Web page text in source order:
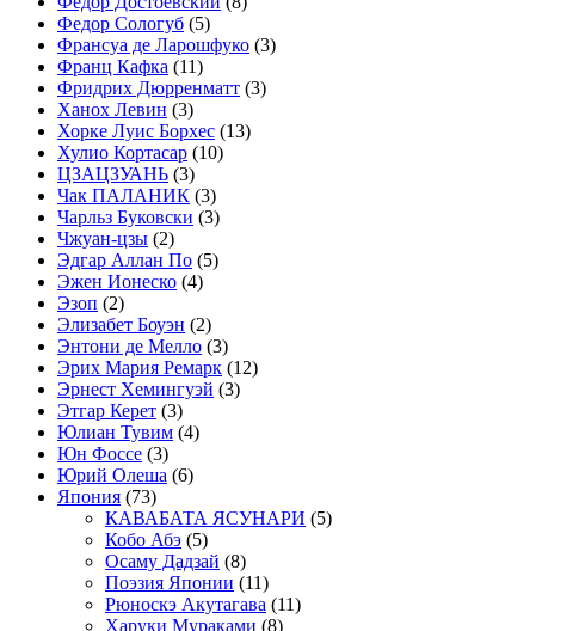
Федор Сологуб (5)
Франсуа де Ларошфуко (3)
Франц Кафка (11)
Фридрих Дюрренматт (3)
Ханох Левин (3)
Хорке Луис Борхес (13)
Хулио Кортасар (10)
ЦЗАЦЗУАНЬ (3)
Чак ПАЛАНИК (3)
Чарльз Буковски (3)
Чжуан-цзы (2)
Эдгар Аллан По (5)
Эжен Ионеско (4)
Эзоп (2)
Элизабет Боуэн (2)
Энтони де Мелло (3)
Эрих Мария Ремарк (12)
Эрнест Хемингуэй (3)
Этгар Керет (3)
Юлиан Тувим (4)
Юн Фоссе (3)
Юрий Олеша (6)
Япония (73)
КАВАБАТА ЯСУНАРИ (5)
Кобо Абэ (5)
Осаму Дадзай (8)
Поэзия Японии (11)
Рюноскэ Акутагава (11)
Харуки Мураками (8)